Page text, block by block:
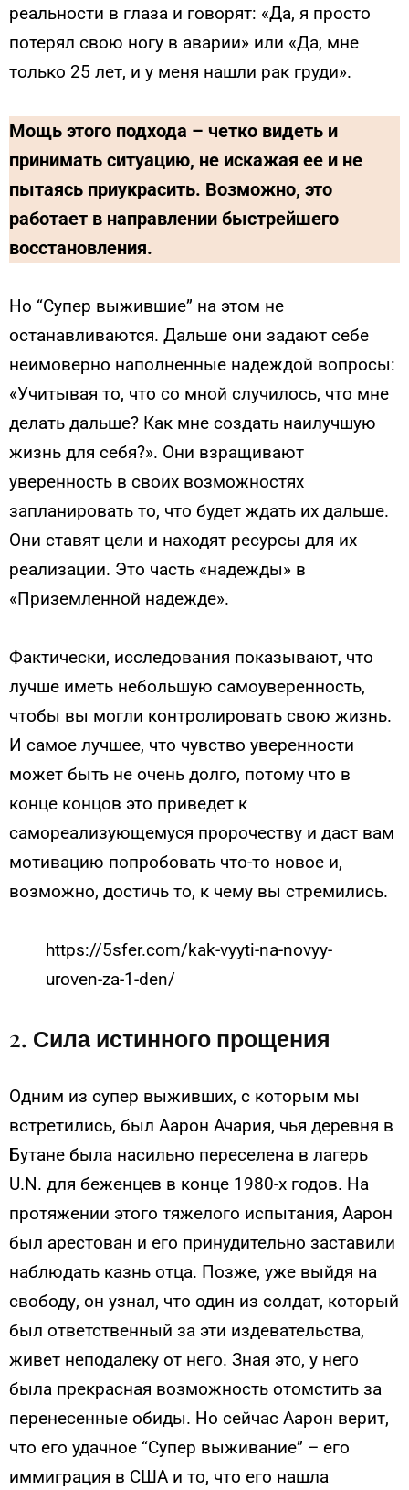
реальности в глаза и говорят: «Да, я просто
потерял свою ногу в аварии» или «Да, мне
только 25 лет, и у меня нашли рак груди».
Мощь этого подхода – четко видеть и
принимать ситуацию, не искажая ее и не
пытаясь приукрасить. Возможно, это
работает в направлении быстрейшего
восстановления.
Но “Cупер выжившие” на этом не
останавливаются. Дальше они задают себе
неимоверно наполненные надеждой вопросы:
«Учитывая то, что со мной случилось, что мне
делать дальше? Как мне создать наилучшую
жизнь для себя?». Они взращивают
уверенность в своих возможностях
запланировать то, что будет ждать их дальше.
Они ставят цели и находят ресурсы для их
реализации. Это часть «надежды» в
«Приземленной надежде».
Фактически, исследования показывают, что
лучше иметь небольшую самоуверенность,
чтобы вы могли контролировать свою жизнь.
И самое лучшее, что чувство уверенности
может быть не очень долго, потому что в
конце концов это приведет к
самореализующемуся пророчеству и даст вам
мотивацию попробовать что-то новое и,
возможно, достичь то, к чему вы стремились.
https://5sfer.com/kak-vyyti-na-novyy-
uroven-za-1-den/
2. Сила истинного прощения
Одним из супер выживших, с которым мы
встретились, был Аарон Ачария, чья деревня в
Бутане была насильно переселена в лагерь
U.N. для беженцев в конце 1980-х годов. На
протяжении этого тяжелого испытания, Аарон
был арестован и его принудительно заставили
наблюдать казнь отца. Позже, уже выйдя на
свободу, он узнал, что один из солдат, который
был ответственный за эти издевательства,
живет неподалеку от него. Зная это, у него
была прекрасная возможность отомстить за
перенесенные обиды. Но сейчас Аарон верит,
что его удачное “Cупер выживание” – его
иммиграция в США и то, что его нашла